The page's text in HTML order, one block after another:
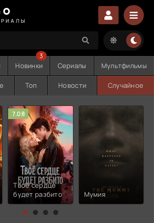
Новинки
3
Сериалы Мультфильмы
Топ Новости Случайное
7.08
Твоё сердце
будет разбито
Мумия